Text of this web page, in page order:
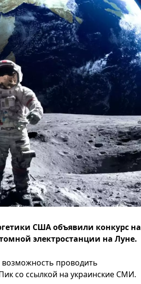
США объявили конкурс на
электростанции на Луне.
проводить
со ссылкой на украинские СМИ.